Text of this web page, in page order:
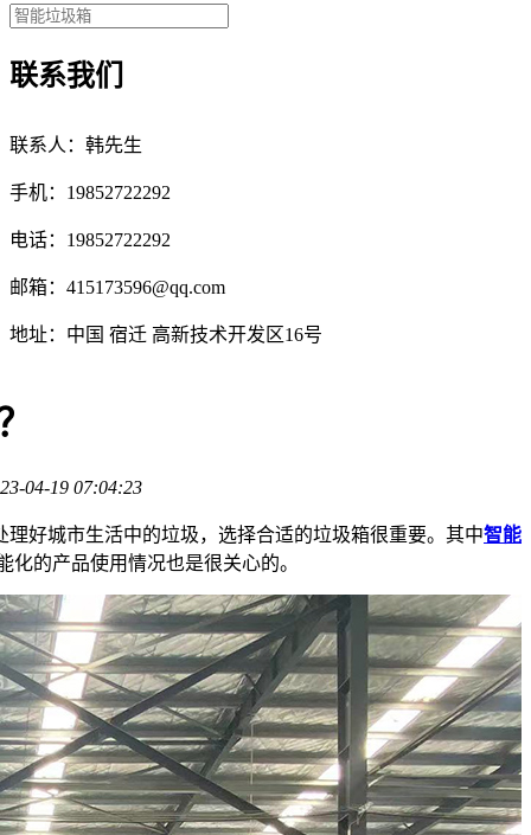
联系我们
联系人：韩先生
手机：19852722292
电话：19852722292
邮箱： 415173596@qq.com
地址：中国 宿迁 高新技术开发区16号
04-19 07:04:23
好城市生活中的垃圾，选择合适的垃圾箱很重要。其中智能
的产品使用情况也是很关心的。